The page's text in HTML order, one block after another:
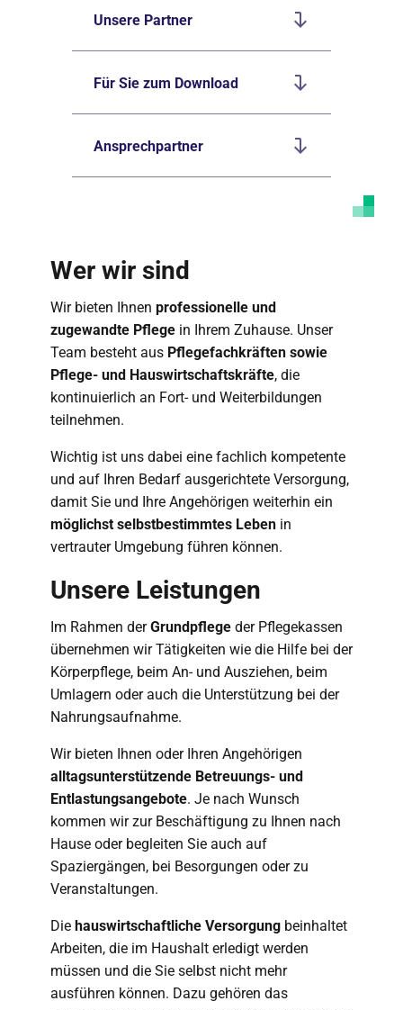
Unsere Partner
Für Sie zum Download
Ansprechpartner
Wer wir sind
Wir bieten Ihnen professionelle und
zugewandte Pflege in Ihrem Zuhause. Unser
Team besteht aus Pflegefachkräften sowie
Pflege- und Hauswirtschaftskräfte, die
kontinuierlich an Fort- und Weiterbildungen
teilnehmen.
Wichtig ist uns dabei eine fachlich kompetente
und auf Ihren Bedarf ausgerichtete Versorgung,
damit Sie und Ihre Angehörigen weiterhin ein
möglichst selbstbestimmtes Leben in
vertrauter Umgebung führen können.
Unsere Leistungen
Im Rahmen derGrundpflege der Pflegekassen
übernehmen wir Tätigkeiten wie die Hilfe bei der
Körperpflege, beim An- und Ausziehen, beim
Umlagern oder auch die Unterstützung bei der
Nahrungsaufnahme.
Wir bieten Ihnen oder Ihren Angehörigen
alltagsunterstützende Betreuungs- und
Entlastungsangebote. Je nach Wunsch
kommen wir zur Beschäftigung zu Ihnen nach
Hause oder begleiten Sie auch auf
Spaziergängen, bei Besorgungen oder zu
Veranstaltungen.
Die hauswirtschaftliche Versorgung beinhaltet
Arbeiten, die im Haushalt erledigt werden
müssen und die Sie selbst nicht mehr
ausführen können. Dazu gehören das